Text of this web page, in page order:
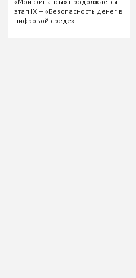
этап IX — «Безопасность денег в
цифровой среде».